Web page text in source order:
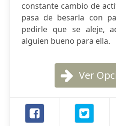
constante cambio de
pasa de besarla con
pedirle que se aleje,
alguien bueno para ella.
Ver